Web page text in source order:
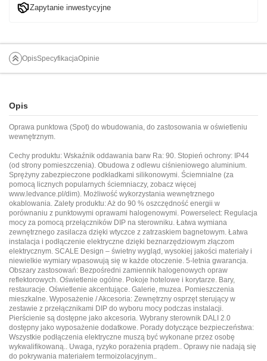
Zapytanie inwestycyjne
OpisSpecyfikacjaOpinie
Opis
Oprawa punktowa (Spot) do wbudowania, do zastosowania w oświetleniu
wewnętrznym.
Cechy produktu: Wskaźnik oddawania barw Ra: 90. Stopień ochrony: IP44
(od strony pomieszczenia). Obudowa z odlewu ciśnieniowego aluminium.
Sprężyny zabezpieczone podkładkami silikonowymi. Ściemnialne (za
pomocą licznych popularnych ściemniaczy, zobacz więcej
www.ledvance.pl/dim). Możliwość wykorzystania wewnętrznego
okablowania. Zalety produktu: Aż do 90 % oszczędność energii w
porównaniu z punktowymi oprawami halogenowymi. Powerselect: Regulacja
mocy za pomocą przełączników DIP na sterowniku. Łatwa wymiana
zewnętrznego zasilacza dzięki wtyczce z zatrzaskiem bagnetowym. Łatwa
instalacja i podłączenie elektryczne dzięki beznarzędziowym złączom
elektrycznym. SCALE Design – świetny wygląd, wysokiej jakości materiały i
niewielkie wymiary wpasowują się w każde otoczenie. 5-letnia gwarancja.
Obszary zastosowań: Bezpośredni zamiennik halogenowych opraw
reflektorowych. Oświetlenie ogólne. Pokoje hotelowe i korytarze. Bary,
restauracje. Oświetlenie akcentujące. Galerie, muzea. Pomieszczenia
mieszkalne. Wyposażenie / Akcesoria: Zewnętrzny osprzęt sterujący w
zestawie z przełącznikami DIP do wyboru mocy podczas instalacji.
Pierścienie są dostępne jako akcesoria. Wybrany sterownik DALI 2.0
dostępny jako wyposażenie dodatkowe. Porady dotyczące bezpieczeństwa:
Wszystkie podłączenia elektryczne muszą być wykonane przez osobę
wykwalifikowaną.. Uwaga, ryzyko porażenia prądem.. Oprawy nie nadają się
do pokrywania materiałem termoizolacyjnym..